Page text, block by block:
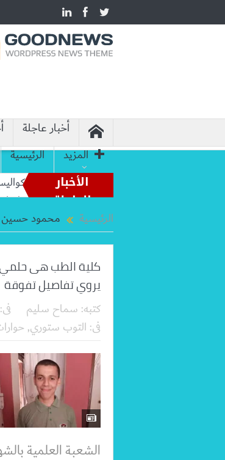
أخبار عاجلة
المزيد
الرئيسية
الأخبار
العاجلة
من أساطير الملاعب إلى قيادة الفراعنة..
وزير الخارجية يبحث مع نظيره العراقي التطورات
الرئيسية محمود
كلية الطب هى
يروي تفاصيل تفوقة
كتبه: سماح سليم فى:
فى: التوب ستوري,
الشعبة العلمية